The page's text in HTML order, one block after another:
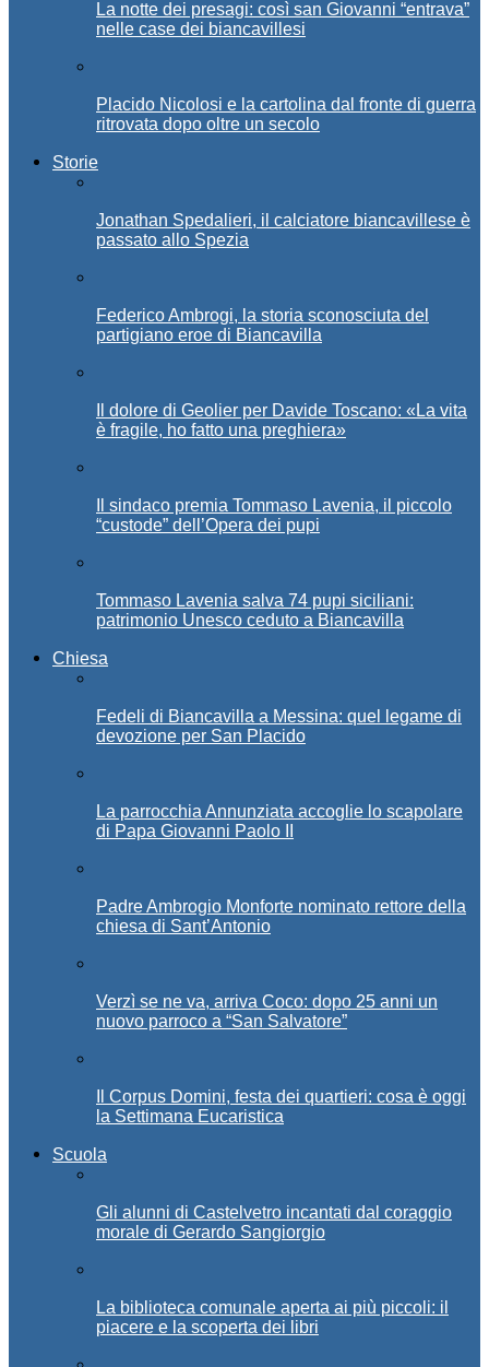
La notte dei presagi: così san Giovanni “entrava”
nelle case dei biancavillesi
Placido Nicolosi e la cartolina dal fronte di guerra
ritrovata dopo oltre un secolo
Storie
Jonathan Spedalieri, il calciatore biancavillese è
passato allo Spezia
Federico Ambrogi, la storia sconosciuta del
partigiano eroe di Biancavilla
Il dolore di Geolier per Davide Toscano: «La vita
è fragile, ho fatto una preghiera»
Il sindaco premia Tommaso Lavenia, il piccolo
“custode” dell’Opera dei pupi
Tommaso Lavenia salva 74 pupi siciliani:
patrimonio Unesco ceduto a Biancavilla
Chiesa
Fedeli di Biancavilla a Messina: quel legame di
devozione per San Placido
La parrocchia Annunziata accoglie lo scapolare
di Papa Giovanni Paolo II
Padre Ambrogio Monforte nominato rettore della
chiesa di Sant’Antonio
Verzì se ne va, arriva Coco: dopo 25 anni un
nuovo parroco a “San Salvatore”
Il Corpus Domini, festa dei quartieri: cosa è oggi
la Settimana Eucaristica
Scuola
Gli alunni di Castelvetro incantati dal coraggio
morale di Gerardo Sangiorgio
La biblioteca comunale aperta ai più piccoli: il
piacere e la scoperta dei libri